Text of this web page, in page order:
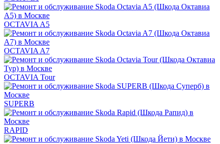
OCTAVIA A5
OCTAVIA A7
OCTAVIA Tour
SUPERB
RAPID